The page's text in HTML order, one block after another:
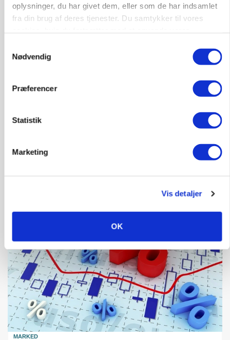
oplysninger, du har givet dem, eller som de har indsamlet
fra din brug af deres tjenester. Du samtykker til vores
Nødvendig
Præferencer
Statistik
Marketing
Vis detaljer
OK
LEDER
Loading...
MARKED